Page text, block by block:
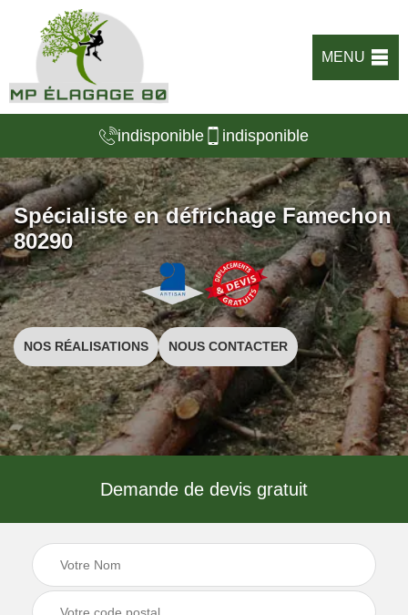
MENU
indisponible indisponible
Spécialiste en défrichage Famechon
80290
NOS RÉALISATIONS NOUS CONTACTER
Demande de devis gratuit